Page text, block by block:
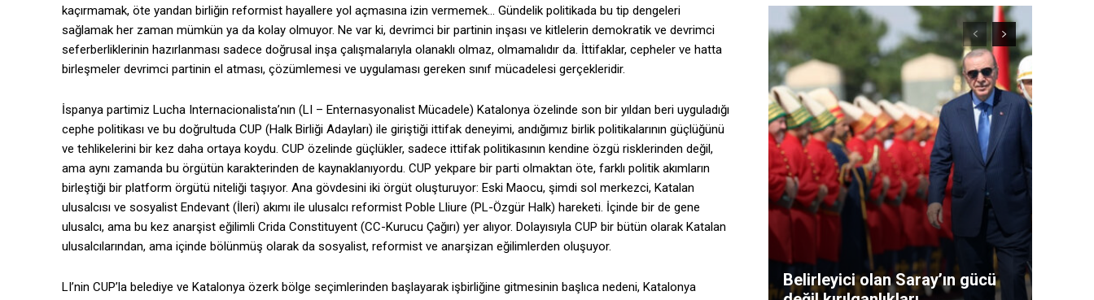
kaçırmamak, öte yandan birliğin reformist hayallere yol açmasına izin vermemek… Gündelik politikada bu tip dengeleri
sağlamak her zaman mümkün ya da kolay olmuyor. Ne var ki, devrimci bir partinin inşası ve kitlelerin demokratik ve devrimci
seferberliklerinin hazırlanması sadece doğrusal inşa çalışmalarıyla olanaklı olmaz, olmamalıdır da. İttifaklar, cepheler ve hatta
birleşmeler devrimci partinin el atması, çözümlemesi ve uygulaması gereken sınıf mücadelesi gerçekleridir.
İspanya partimiz Lucha Internacionalista’nın (LI – Enternasyonalist Mücadele) Katalonya özelinde son bir yıldan beri uyguladığı
cephe politikası ve bu doğrultuda CUP (Halk Birliği Adayları) ile giriştiği ittifak deneyimi, andığımız birlik politikalarının güçlüğünü
ve tehlikelerini bir kez daha ortaya koydu. CUP özelinde güçlükler, sadece ittifak politikasının kendine özgü risklerinden değil,
ama aynı zamanda bu örgütün karakterinden de kaynaklanıyordu. CUP yekpare bir parti olmaktan öte, farklı politik akımların
birleştiği bir platform örgütü niteliği taşıyor. Ana gövdesini iki örgüt oluşturuyor: Eski Maocu, şimdi sol merkezci, Katalan
ulusalcısı ve sosyalist Endevant (İleri) akımı ile ulusalcı reformist Poble Lliure (PL-Özgür Halk) hareketi. İçinde bir de gene
ulusalcı, ama bu kez anarşist eğilimli Crida Constituyent (CC-Kurucu Çağırı) yer alıyor. Dolayısıyla CUP bir bütün olarak Katalan
ulusalcılarından, ama içinde bölünmüş olarak da sosyalist, reformist ve anarşizan eğilimlerden oluşuyor.
LI’nin CUP’la belediye ve Katalonya özerk bölge seçimlerinden başlayarak işbirliğine gitmesinin başlıca nedeni, Katalonya
Belirleyici olan Saray’ın gücü